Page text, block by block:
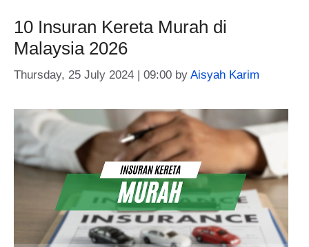
10 Insuran Kereta Murah di
Malaysia 2026
Thursday, 25 July 2024 | 09:00 by Aisyah Karim